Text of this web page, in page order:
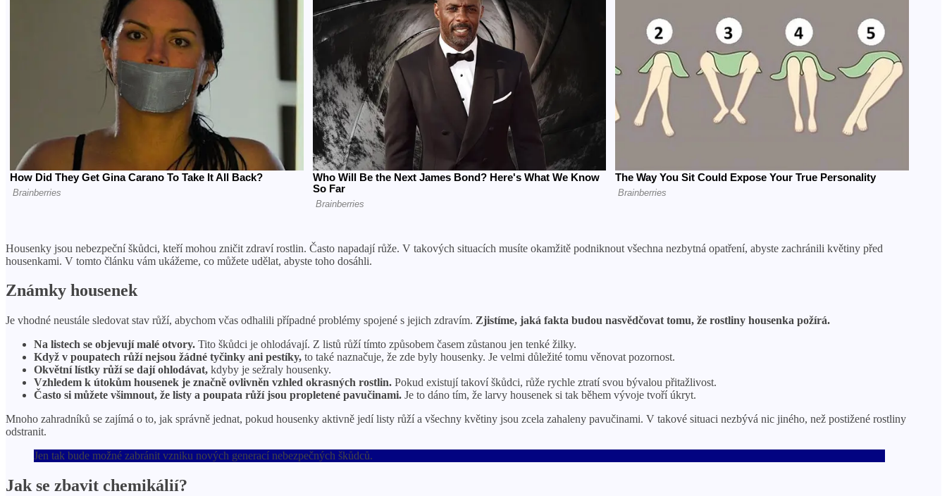
Housenky jsou nebezpeční škůdci, kteří mohou zničit zdraví rostlin. Často napadají růže. V takových situacích musíte okamžitě podniknout všechna nezbytná opatření, abyste zachránili květiny před
housenkami. V tomto článku vám ukážeme, co můžete udělat, abyste toho dosáhli.
Známky housenek
Je vhodné neustále sledovat stav růží, abychom včas odhalili případné problémy spojené s jejich zdravím. Zjistíme, jaká fakta budou nasvědčovat tomu, že rostliny housenka požírá.
Na listech se objevují malé otvory. Tito škůdci je ohlodávají. Z listů růží tímto způsobem časem zůstanou jen tenké žilky.
Když v poupatech růží nejsou žádné tyčinky ani pestíky, to také naznačuje, že zde byly housenky. Je velmi důležité tomu věnovat pozornost.
Okvětní lístky růží se dají ohlodávat, kdyby je sežraly housenky.
Vzhledem k útokům housenek je značně ovlivněn vzhled okrasných rostlin. Pokud existují takoví škůdci, růže rychle ztratí svou bývalou přitažlivost.
Často si můžete všimnout, že listy a poupata růží jsou propletené pavučinami. Je to dáno tím, že larvy housenek si tak během vývoje tvoří úkryt.
Mnoho zahradníků se zajímá o to, jak správně jednat, pokud housenky aktivně jedí listy růží a všechny květiny jsou zcela zahaleny pavučinami. V takové situaci nezbývá nic jiného, ​​než postižené rostliny
odstranit.
Jen tak bude možné zabránit vzniku nových generací nebezpečných škůdců.
Jak se zbavit chemikálií?